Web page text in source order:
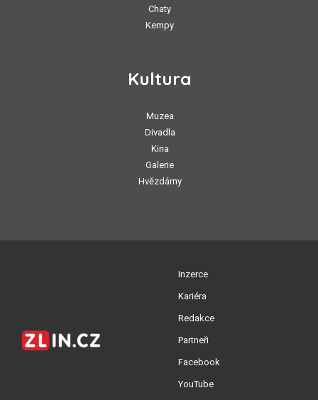
Chaty
Kempy
Kultura
Muzea
Divadla
Kina
Galerie
Hvězdárny
Inzerce
Kariéra
Redakce
Partneři
Facebook
YouTube